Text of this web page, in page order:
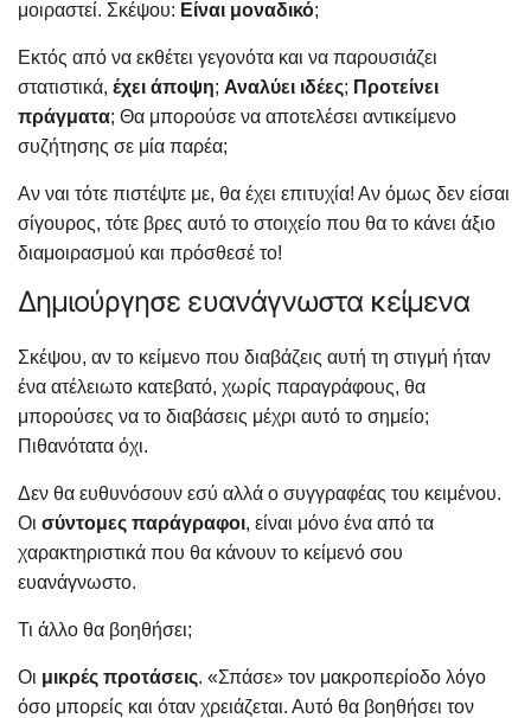
μοιραστεί. Σκέψου: Είναι μοναδικό;
Εκτός από να εκθέτει γεγονότα και να παρουσιάζει
στατιστικά, έχει άποψη; Αναλύει ιδέες; Προτείνει
πράγματα; Θα μπορούσε να αποτελέσει αντικείμενο
συζήτησης σε μία παρέα;
Αν ναι τότε πιστέψτε με, θα έχει επιτυχία! Αν όμως δεν είσαι
σίγουρος, τότε βρες αυτό το στοιχείο που θα το κάνει άξιο
διαμοιρασμού και πρόσθεσέ το!
Δημιούργησε ευανάγνωστα κείμενα
Σκέψου, αν το κείμενο που διαβάζεις αυτή τη στιγμή ήταν
ένα ατέλειωτο κατεβατό, χωρίς παραγράφους, θα
μπορούσες να το διαβάσεις μέχρι αυτό το σημείο;
Πιθανότατα όχι.
Δεν θα ευθυνόσουν εσύ αλλά ο συγγραφέας του κειμένου.
Οι σύντομες παράγραφοι, είναι μόνο ένα από τα
χαρακτηριστικά που θα κάνουν το κείμενό σου
ευανάγνωστο.
Τι άλλο θα βοηθήσει;
Οι μικρές προτάσεις. «Σπάσε» τον μακροπερίοδο λόγο
όσο μπορείς και όταν χρειάζεται. Αυτό θα βοηθήσει τον